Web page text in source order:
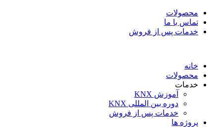
محصولات
تماس با ما
خدمات پس از فروش
خانه
محصولات
خدمات
آموزش KNX
دوره بین المللی KNX
خدمات پس از فروش
پروژه ها